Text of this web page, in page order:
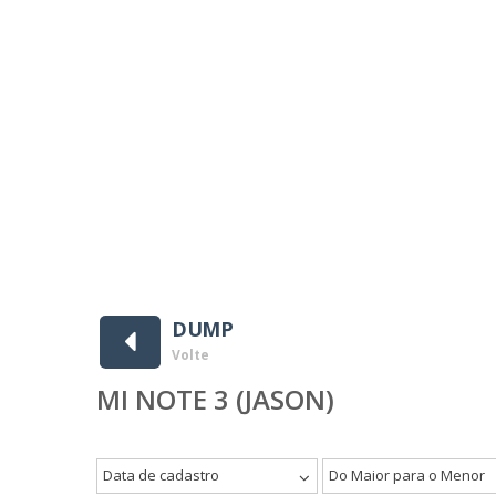
DUMP
Volte
MI NOTE 3 (JASON)
Data de cadastro Do Maior para o Menor